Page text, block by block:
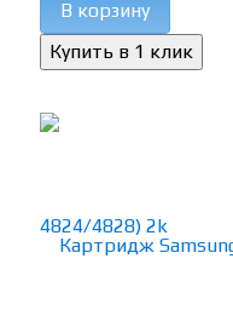
В корзину